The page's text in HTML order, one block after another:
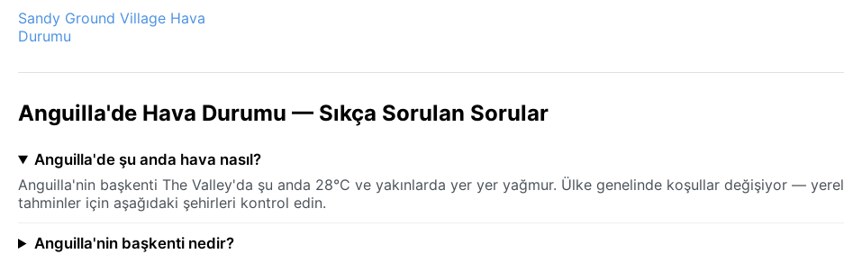
Sandy Ground Village Hava
Durumu
Anguilla'de Hava Durumu — Sıkça Sorulan Sorular
Anguilla'de şu anda hava nasıl?
Anguilla'nin başkenti The Valley'da şu anda 28°C ve yakınlarda yer yer yağmur. Ülke genelinde koşullar değişiyor — yerel
tahminler için aşağıdaki şehirleri kontrol edin.
Anguilla'nin başkenti nedir?